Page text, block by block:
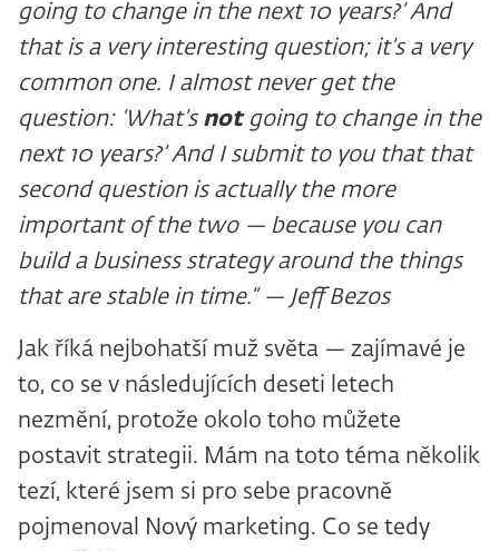
going to change in the next 10 years?’ And
that is a very interesting question; it’s a very
common one. I almost never get the
question: ‘What’s notgoing to change in the
next 10 years?’ And I submit to you that that
second question is actually the more
important of the two — because you can
build a business strategy around the things
that are stable in time.“ — Jeff Bezos
Jak říká nejbohatší muž světa — zajímavé je
to, co se v následujících deseti letech
nezmění, protože okolo toho můžete
postavit strategii. Mám na toto téma několik
tezí, které jsem si pro sebe pracovně
pojmenoval Nový marketing. Co se tedy